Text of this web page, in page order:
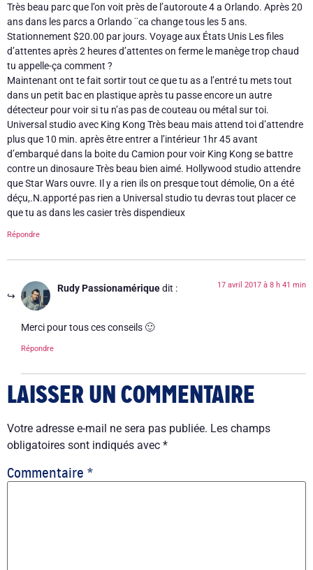
Très beau parc que l’on voit près de l’autoroute 4 a Orlando. Après 20
ans dans les parcs a Orlando ¨ca change tous les 5 ans.
Stationnement $20.00 par jours. Voyage aux États Unis Les files
d’attentes après 2 heures d’attentes on ferme le manège trop chaud
tu appelle-ça comment ?
Maintenant ont te fait sortir tout ce que tu as a l’entré tu mets tout
dans un petit bac en plastique après tu passe encore un autre
détecteur pour voir si tu n’as pas de couteau ou métal sur toi.
Universal studio avec King Kong Très beau mais attend toi d’attendre
plus que 10 min. après être entrer a l’intérieur 1hr 45 avant
d’embarqué dans la boite du Camion pour voir King Kong se battre
contre un dinosaure Très beau bien aimé. Hollywood studio attendre
que Star Wars ouvre. Il y a rien ils on presque tout démolie, On a été
déçu,.N.apporté pas rien a Universal studio tu devras tout placer ce
que tu as dans les casier très dispendieux
Répondre
Rudy Passionamériquedit : 17 avril 2017 à 8 h 41 min
Merci pour tous ces conseils 🙂
Répondre
LAISSER UN COMMENTAIRE
Votre adresse e-mail ne sera pas publiée. Les champs
obligatoires sont indiqués avec *
Commentaire *